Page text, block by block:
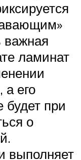
важная
ламинат
его
будет при
о
выполняет